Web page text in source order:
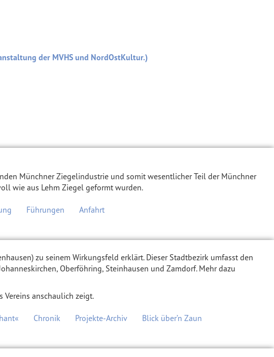
der MVHS und NordOstKultur.)
Münchner Ziegelindustrie und somit wesentlicher Teil der Münchner
wie aus Lehm Ziegel geformt wurden.
Führungen Anfahrt
zu seinem Wirkungsfeld erklärt. Dieser Stadtbezirk umfasst den
Oberföhring, Steinhausen und Zamdorf. Mehr dazu
Vereins anschaulich zeigt.
Chronik Projekte-Archiv Blick über’n Zaun